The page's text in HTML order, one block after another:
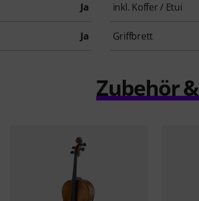
Ja inkl. Koffer / Etui
Ja Griffbrett
Zubehör